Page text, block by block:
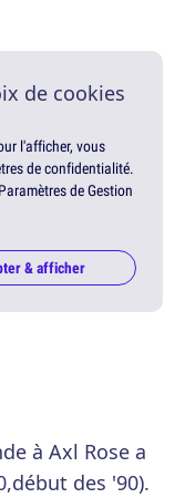
de cookies
l'afficher, vous
de confidentialité.
de Gestion
& afficher
à Axl Rose a
des '90).